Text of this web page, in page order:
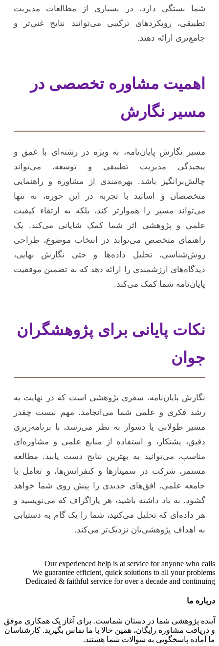
شما بستگی دارد. در بسیاری از مطالعات مدیریت
تطبیقی، رویکردهای ترکیبی می‌توانند نتایج غنی‌تر و
جامع‌تری ارائه دهند.
اهمیت مشاوره تخصصی در
مسیر نگارش
مسیر نگارش پایان‌نامه، به ویژه در رشته‌ای با عمق و
پیچیدگی مدیریت تطبیقی و توسعه، می‌تواند
چالش‌برانگیز باشد. بهره‌مندی از مشاوره و راهنمایی
متخصصان و اساتید با تجربه در این حوزه، نه تنها
می‌تواند مسیر را هموارتر کند، بلکه به ارتقاء کیفیت
علمی و پژوهشی اثر شما کمک شایانی می‌کند. یک
راهنمای متخصص می‌تواند در انتخاب موضوع، طراحی
روش‌شناسی، تحلیل داده‌ها و حتی نگارش نهایی،
دیدگاه‌های ارزشمندی را ارائه دهد که به تضمین موفقیت
پایان‌نامه شما کمک می‌کند.
نکات پایانی برای پژوهشگران
جوان
نگارش پایان‌نامه، سفری پژوهشی است که در نهایت به
رشد فکری و علمی شما می‌انجامد. مهم نیست چقدر
مسیر طولانی یا دشوار به نظر می‌رسد، با برنامه‌ریزی
دقیق، پشتکار، و استفاده از منابع علمی و مشاوره‌ای
مناسب، می‌توانید به بهترین نتایج دست یابید. مطالعه
مستمر، شرکت در سمینارها و کنفرانس‌ها، و تعامل با
جامعه علمی، افق‌های جدیدی را پیش روی شما خواهد
گشود. به یاد داشته باشید، هر پاراگراف که می‌نویسید و
هر داده‌ای که تحلیل می‌کنید، شما را یک گام به دستیابی
به اهداف پژوهشی‌تان نزدیک‌تر می‌کند.
Our experienced help is at service for anyone who calls
We guarantee efficient, quick solutions to all your problems
Dedicated & faithful service for over a decade and continuing
درباره ما
آینده پژوهشی شما در دستان شماست. برای آغاز یک همکاری موفق
و دریافت مشاوره رایگان، همین حالا با ما تماس بگیرید. کارشناسان
ما آماده پاسخگویی به سوالات شما هستند.